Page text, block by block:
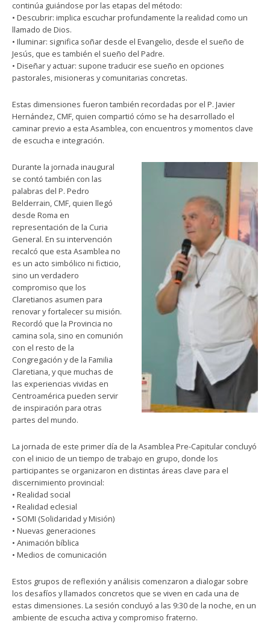
continúa guiándose por las etapas del método:
• Descubrir: implica escuchar profundamente la realidad como un
llamado de Dios.
• Iluminar: significa soñar desde el Evangelio, desde el sueño de
Jesús, que es también el sueño del Padre.
• Diseñar y actuar: supone traducir ese sueño en opciones
pastorales, misioneras y comunitarias concretas.
Estas dimensiones fueron también recordadas por el P. Javier
Hernández, CMF, quien compartió cómo se ha desarrollado el
caminar previo a esta Asamblea, con encuentros y momentos clave
de escucha e integración.
Durante la jornada inaugural
se contó también con las
palabras del P. Pedro
Belderrain, CMF, quien llegó
desde Roma en
representación de la Curia
General. En su intervención
recalcó que esta Asamblea no
es un acto simbólico ni ficticio,
sino un verdadero
compromiso que los
Claretianos asumen para
renovar y fortalecer su misión.
Recordó que la Provincia no
camina sola, sino en comunión
con el resto de la
Congregación y de la Familia
Claretiana, y que muchas de
las experiencias vividas en
Centroamérica pueden servir
de inspiración para otras
partes del mundo.
La jornada de este primer día de la Asamblea Pre-Capitular concluyó
con el inicio de un tiempo de trabajo en grupo, donde los
participantes se organizaron en distintas áreas clave para el
discernimiento provincial:
• Realidad social
• Realidad eclesial
• SOMI (Solidaridad y Misión)
• Nuevas generaciones
• Animación bíblica
• Medios de comunicación
Estos grupos de reflexión y análisis comenzaron a dialogar sobre
los desafíos y llamados concretos que se viven en cada una de
estas dimensiones. La sesión concluyó a las 9:30 de la noche, en un
ambiente de escucha activa y compromiso fraterno.